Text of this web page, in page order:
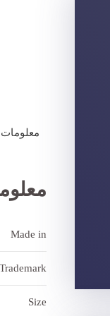
معلومات
Made in
Trademark
Size